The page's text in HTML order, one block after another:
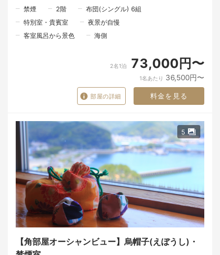
一皿の料理は、旅の記憶になる。
私たちは、旅の記憶に残るのは、ただ「何を食べたか」だけでは
「誰と、どんな場所で食事の時間を過ごしたか」。
けれど、その恵みの向こうには、たくさんの人の手があります。
食材を運んでくれる人。
その日の魚や野菜と向き合いながら料理を仕上げる料理人。
そして、「ようこそ」とお迎えする私たち。
たくさんの人の手を通って、ようやく一皿の料理がお客様の前に
並びます。
食材や器は、目に見える「モノ」です。
けれど、その向こうにある人の想い、この北浦の景色、そして大
切な人と過ごす時間が重なったとき、料理はただのモノではな
く、心に残る「思い出」になるのだと思います。
潮香ノ宿 髙平屋が届けたいのは、料理だけではありません。
地元の人との何気ない会話。
そして、大切な人とゆっくり食事の時間を過ごすひとときです。
禁煙 2階
布団(シングル) 6組
特別室・貴賓室
夜景が自慢
客室風呂から景色
海側
2名1泊 73,000円〜
1名あたり 36,500円〜
部屋の詳細 料金を見る
5
【角部屋オーシャンビュー】烏帽子(えぼうし)・